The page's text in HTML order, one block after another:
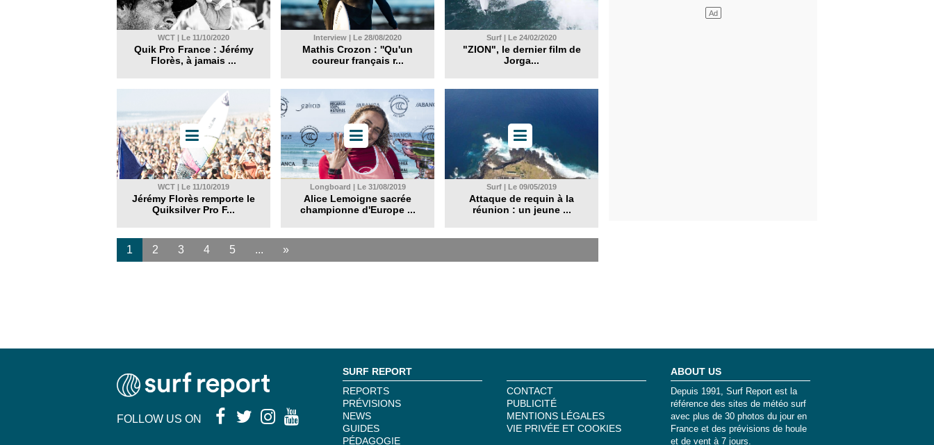
WCT | Le 11/10/2020
Quik Pro France : Jérémy
Florès, à jamais ...
Interview | Le 28/08/2020
Mathis Crozon : ''Qu'un
coureur français r...
Surf | Le 24/02/2020
"ZION", le dernier film de
Jorga...
WCT | Le 11/10/2019
Jérémy Florès remporte le
Quiksilver Pro F...
Longboard | Le 31/08/2019
Alice Lemoigne sacrée
championne d'Europe ...
Surf | Le 09/05/2019
Attaque de requin à la
réunion : un jeune ...
1 2 3 4 5 ... »
FOLLOW US ON
SURF REPORT
REPORTS
PRÉVISIONS
NEWS
GUIDES
PÉDAGOGIE
CONTACT
PUBLICITÉ
MENTIONS LÉGALES
VIE PRIVÉE ET COOKIES
ABOUT US
Depuis 1991, Surf Report est la
référence des sites de météo surf
avec plus de 30 photos du jour en
France et des prévisions de houle
et de vent à 7 jours.